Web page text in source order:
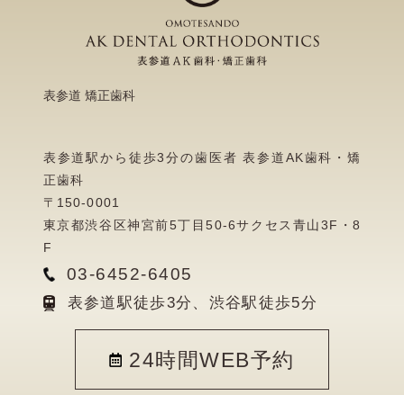
表参道 矯正歯科
表参道駅から徒歩3分の歯医者 表参道AK歯科・矯
正歯科
〒150-0001
東京都渋谷区神宮前5丁目50-6サクセス青山3F・8
F
03-6452-6405
表参道駅徒歩3分、渋谷駅徒歩5分
24時間WEB予約